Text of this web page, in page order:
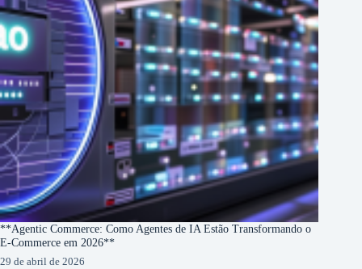
**Agentic Commerce: Como Agentes de IA Estão Transformando o
E-Commerce em 2026**
29 de abril de 2026